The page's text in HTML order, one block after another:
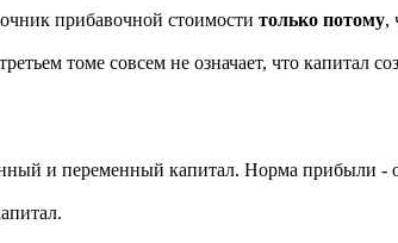
прибавочной стоимости только потому,
томе совсем не означает, что капитал
и переменный капитал. Норма прибыли